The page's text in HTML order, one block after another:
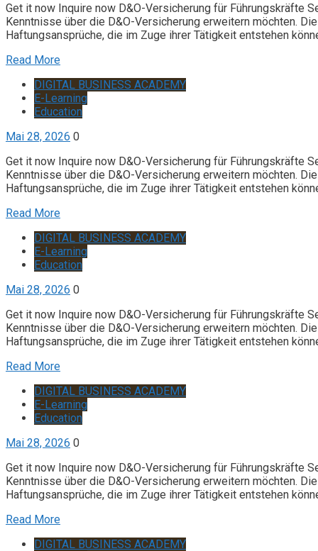
Get it now Inquire now D&O-Versicherung für Führungskräfte
Kenntnisse über die D&O-Versicherung erweitern möchten.
Haftungsansprüche, die im Zuge ihrer Tätigkeit entstehen
Read More
DIGITAL BUSINESS ACADEMY
E-Learning
Education
Mai 28, 2026 0
Get it now Inquire now D&O-Versicherung für Führungskräfte
Kenntnisse über die D&O-Versicherung erweitern möchten.
Haftungsansprüche, die im Zuge ihrer Tätigkeit entstehen
Read More
DIGITAL BUSINESS ACADEMY
E-Learning
Education
Mai 28, 2026 0
Get it now Inquire now D&O-Versicherung für Führungskräfte
Kenntnisse über die D&O-Versicherung erweitern möchten.
Haftungsansprüche, die im Zuge ihrer Tätigkeit entstehen
Read More
DIGITAL BUSINESS ACADEMY
E-Learning
Education
Mai 28, 2026 0
Get it now Inquire now D&O-Versicherung für Führungskräfte
Kenntnisse über die D&O-Versicherung erweitern möchten.
Haftungsansprüche, die im Zuge ihrer Tätigkeit entstehen
Read More
DIGITAL BUSINESS ACADEMY